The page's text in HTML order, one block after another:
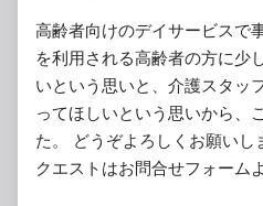
高齢者向けのデイサービスで
を利用される高齢者の方に少
いという思いと、介護スタッ
ってほしいという思いから、
た。 どうぞよろしくお願いし
クエストはお問合せフォーム